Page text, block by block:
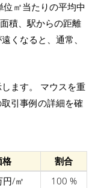
㎡当たりの平均中
積、駅からの距離
くなると、通常、
ます。 マウスを重
引事例の詳細を確
格
割合
/㎡
100 %